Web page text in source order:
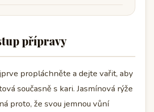
přípravy
propláchněte a dejte vařit, aby
současně s kari. Jasmínová rýže
proto, že svou jemnou vůní